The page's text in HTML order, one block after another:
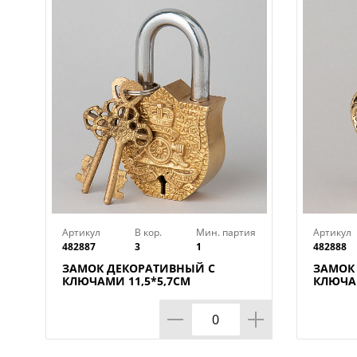
Артикул
482887
В кор.
3
Мин. партия
1
ЗАМОК ДЕКОРАТИВНЫЙ С
КЛЮЧАМИ 11,5*5,7СМ
Артикул
482888
ЗАМОК